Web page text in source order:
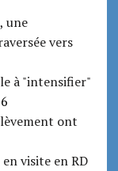
une
vers
à "intensifier"
ont
visite en RD